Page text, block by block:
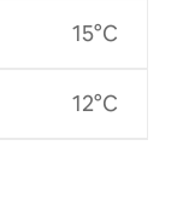
15°C
12°C